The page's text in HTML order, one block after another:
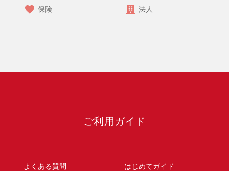
保険 法人
ご利用ガイド
よくある質問 はじめてガイド